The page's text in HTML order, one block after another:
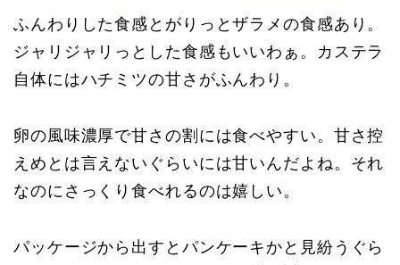
ふんわりした食感とがりっとザラメの食感あり。
ジャリジャリっとした食感もいいわぁ。カステラ
自体にはハチミツの甘さがふんわり。
卵の風味濃厚で甘さの割には食べやすい。甘さ控
えめとは言えないぐらいには甘いんだよね。それ
なのにさっくり食べれるのは嬉しい。
パッケージから出すとパンケーキかと見紛うぐら